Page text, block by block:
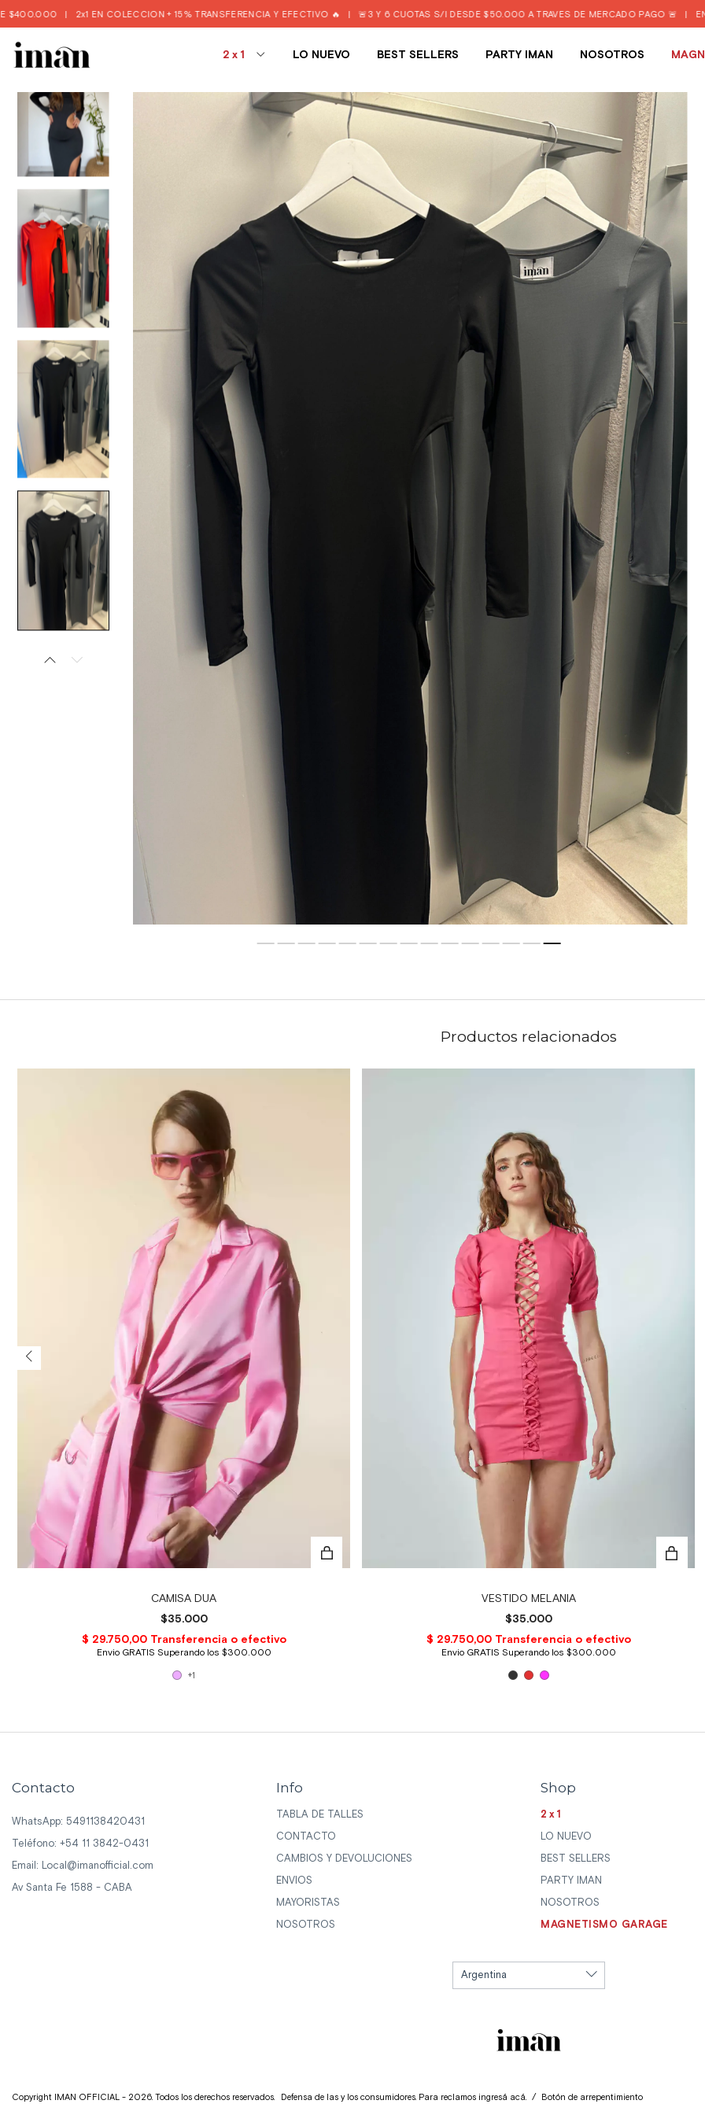
2x1 EN COLECCION + 15% TRANSFERENCIA Y EFECTIVO 🔥 | 🚨3 Y 6 CUOTAS S/I DESDE $50.000 A TRAVÉS DE MERCADO PAGO 🚨 | ENVIO GRATIS
2x1 LO NUEVO BEST SELLERS PARTY IMAN NOSOTROS
Productos relacionados
CAMISA DUA
$35.000
+1
VESTIDO MELANIA
$35.000
Contacto
WhatsApp: 5491138420431
Teléfono: +54 11 3842-0431
Email: Local@imanofficial.com
Av Santa Fe 1588 - CABA
Info
TABLA DE TALLES
CONTACTO
CAMBIOS Y DEVOLUCIONES
ENVIOS
MAYORISTAS
NOSOTROS
Shop
2x1
LO NUEVO
BEST SELLERS
PARTY IMAN
NOSOTROS
MAGNETISMO GARAGE
Copyright IMAN OFFICIAL - 2026. Todos los derechos reservados. Defensa de las y los consumidores. Para reclamos ingresá acá. / Botón de arrepentimiento